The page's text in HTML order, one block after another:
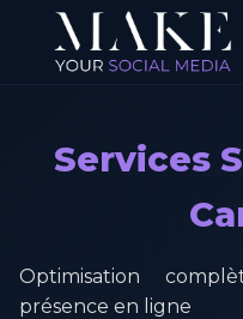
Services
Optimisation
présence en ligne